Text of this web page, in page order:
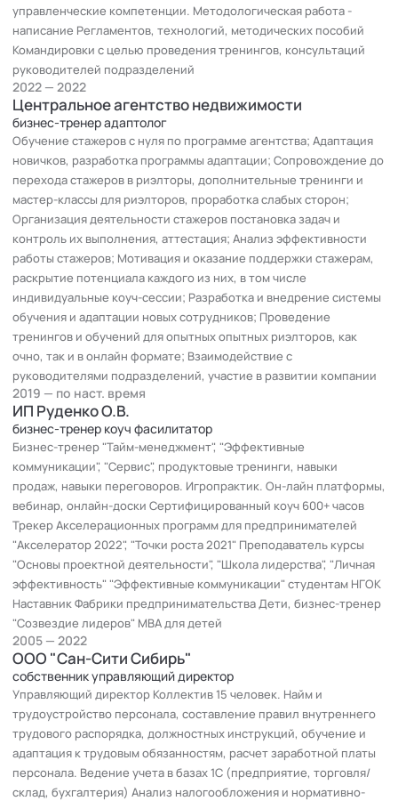
управленческие компетенции. Методологическая работа -
написание Регламентов, технологий, методических пособий
Командировки с целью проведения тренингов, консультаций
руководителей подразделений
ИП Руденко О.В.
бизнес-тренер коуч фасилитатор
Бизнес-тренер "Тайм-менеджмент", "Эффективные
коммуникации", "Сервис", продуктовые тренинги, навыки
продаж, навыки переговоров. Игропрактик. Он-лайн платформы,
вебинар, онлайн-доски Сертифицированный коуч 600+ часов
Трекер Акселерационных программ для предпринимателей
"Акселератор 2022", "Точки роста 2021" Преподаватель курсы
"Основы проектной деятельности", "Школа лидерства", "Личная
эффективность" "Эффективные коммуникации" студентам НГОК
Наставник Фабрики предпринимательства Дети, бизнес-тренер
"Созвездие лидеров" МВА для детей
2019 — по наст. время
Центральное агентство недвижимости
бизнес-тренер адаптолог
Обучение стажеров с нуля по программе агентства; Адаптация
новичков, разработка программы адаптации; Сопровождение до
перехода стажеров в риэлторы, дополнительные тренинги и
мастер-классы для риэлторов, проработка слабых сторон;
Организация деятельности стажеров постановка задач и
контроль их выполнения, аттестация; Анализ эффективности
работы стажеров; Мотивация и оказание поддержки стажерам,
раскрытие потенциала каждого из них, в том числе
индивидуальные коуч-сессии; Разработка и внедрение системы
обучения и адаптации новых сотрудников; Проведение
тренингов и обучений для опытных опытных риэлторов, как
очно, так и в онлайн формате; Взаимодействие с
руководителями подразделений, участие в развитии компании
2022 — 2022
ООО "Сан-Сити Сибирь"
собственник управляющий директор
Управляющий директор Коллектив 15 человек. Найм и
трудоустройство персонала, составление правил внутреннего
трудового распорядка, должностных инструкций, обучение и
адаптация к трудовым обязанностям, расчет заработной платы
персонала. Ведение учета в базах 1С (предприятие, торговля/
склад, бухгалтерия) Анализ налогообложения и нормативно-
2005 — 2022